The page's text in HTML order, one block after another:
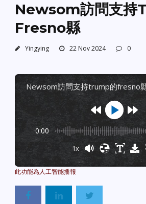
Newsom訪問支持
Fresno縣
Yingying 22 Nov 2024 0
newsom訪問支持trump的fresno
0:00
1x